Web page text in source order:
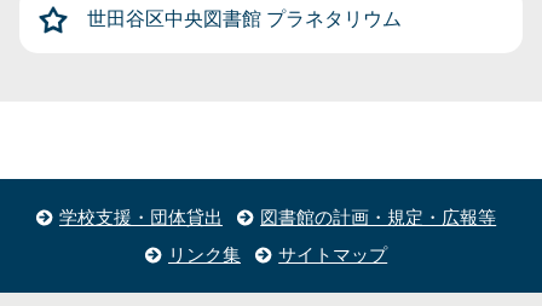
世田谷区中央図書館 プラネタリウム
学校支援・団体貸出
図書館の計画・規定・広報等
リンク集
サイトマップ